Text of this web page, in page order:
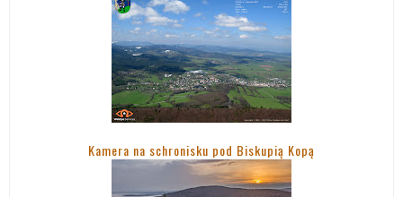
Kamera na schronisku pod Biskupią Kopą